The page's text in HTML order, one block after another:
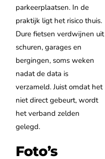
parkeerplaatsen. In de
praktijk ligt het risico thuis.
Dure fietsen verdwijnen uit
schuren, garages en
bergingen, soms weken
nadat de data is
verzameld. Juist omdat het
niet direct gebeurt, wordt
het verband zelden
gelegd.
Foto’s